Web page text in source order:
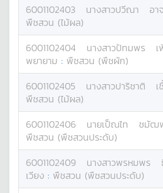
6001102403 นางสาวปวีณา อา
พืชสวน (ไม้ผล)
6001102404 นางสาวปัทมพร
พยายาม : พืชสวน (พืชผัก)
6001102405 นางสาวปาริชาติ
พืชสวน (ไม้ผล)
6001102406 นายเป็ณไท ชมัฒ
พืชสวน (พืชสวนประดับ)
6001102409 นางสาวพรหมพร
เวียง : พืชสวน (พืชสวนประดับ)